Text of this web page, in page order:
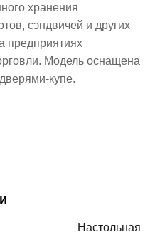
хранения
сэндвичей и других
предприятиях
Модель оснащена
купе.
Настольная